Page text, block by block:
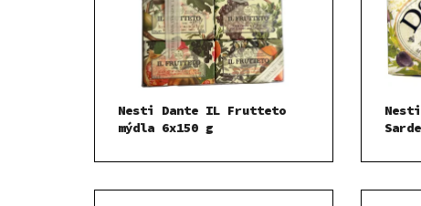
Nesti Dante IL Frutteto
mýdla 6x150 g